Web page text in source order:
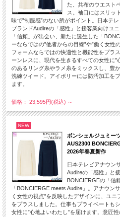
た、共布のウエスト
ス。袖口にはスリッ
味で”制服感”のない所がポイント。日本テ
ブランドAudireの「感性」と接客業向けユ
「信頼」が出会い、新たに誕生した「
ーならではの”他者からの目線”や”働く女性
フォームならではの快適性と機能性をプラ
ーンレスに、現代を生きるすべての女性に”
のあるリング糸やラメ糸をミックスし、豊
洗練ツイード。アイボリーには防汚加工を
ます。
価格： 23,595円(税込) ～
NEW
ボンシェルジュミー
AUS2300
2026年春夏新作
日本テレビアナウン
Audireの「感性」と
BONCIERGEの「信
「BONCIERGE meets Audire」。アナウン
く女性の視点”を反映したデザインに、ユ
をプラスしました。仕事もプライベートも
女性に”心地よいわたし”を届けます。意匠